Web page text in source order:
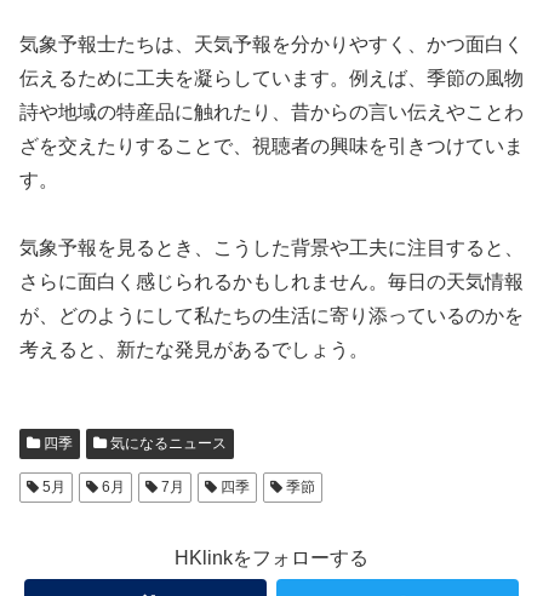
気象予報士たちは、天気予報を分かりやすく、かつ面白く
伝えるために工夫を凝らしています。例えば、季節の風物
詩や地域の特産品に触れたり、昔からの言い伝えやことわ
ざを交えたりすることで、視聴者の興味を引きつけていま
す。
気象予報を見るとき、こうした背景や工夫に注目すると、
さらに面白く感じられるかもしれません。毎日の天気情報
が、どのようにして私たちの生活に寄り添っているのかを
考えると、新たな発見があるでしょう。
四季 気になるニュース
5月 6月 7月 四季 季節
HKlinkをフォローする